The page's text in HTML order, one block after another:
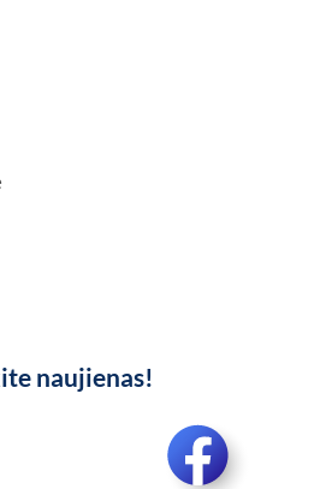
naujienas!